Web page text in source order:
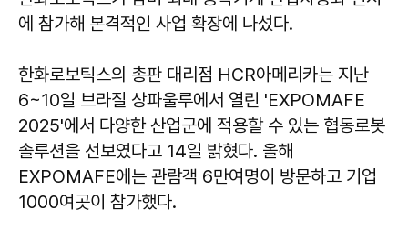
에 참가해 본격적인 사업 확장에 나섰다.
한화로보틱스의 총판 대리점 HCR아메리카는 지난
6~10일 브라질 상파울루에서 열린 'EXPOMAFE
2025'에서 다양한 산업군에 적용할 수 있는 협동로봇
솔루션을 선보였다고 14일 밝혔다. 올해
EXPOMAFE에는 관람객 6만여명이 방문하고 기업
1000여곳이 참가했다.